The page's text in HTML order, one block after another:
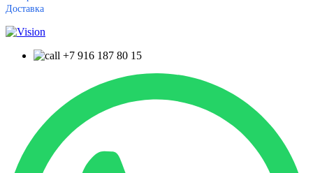
Доставка
+7 916 187 80 15